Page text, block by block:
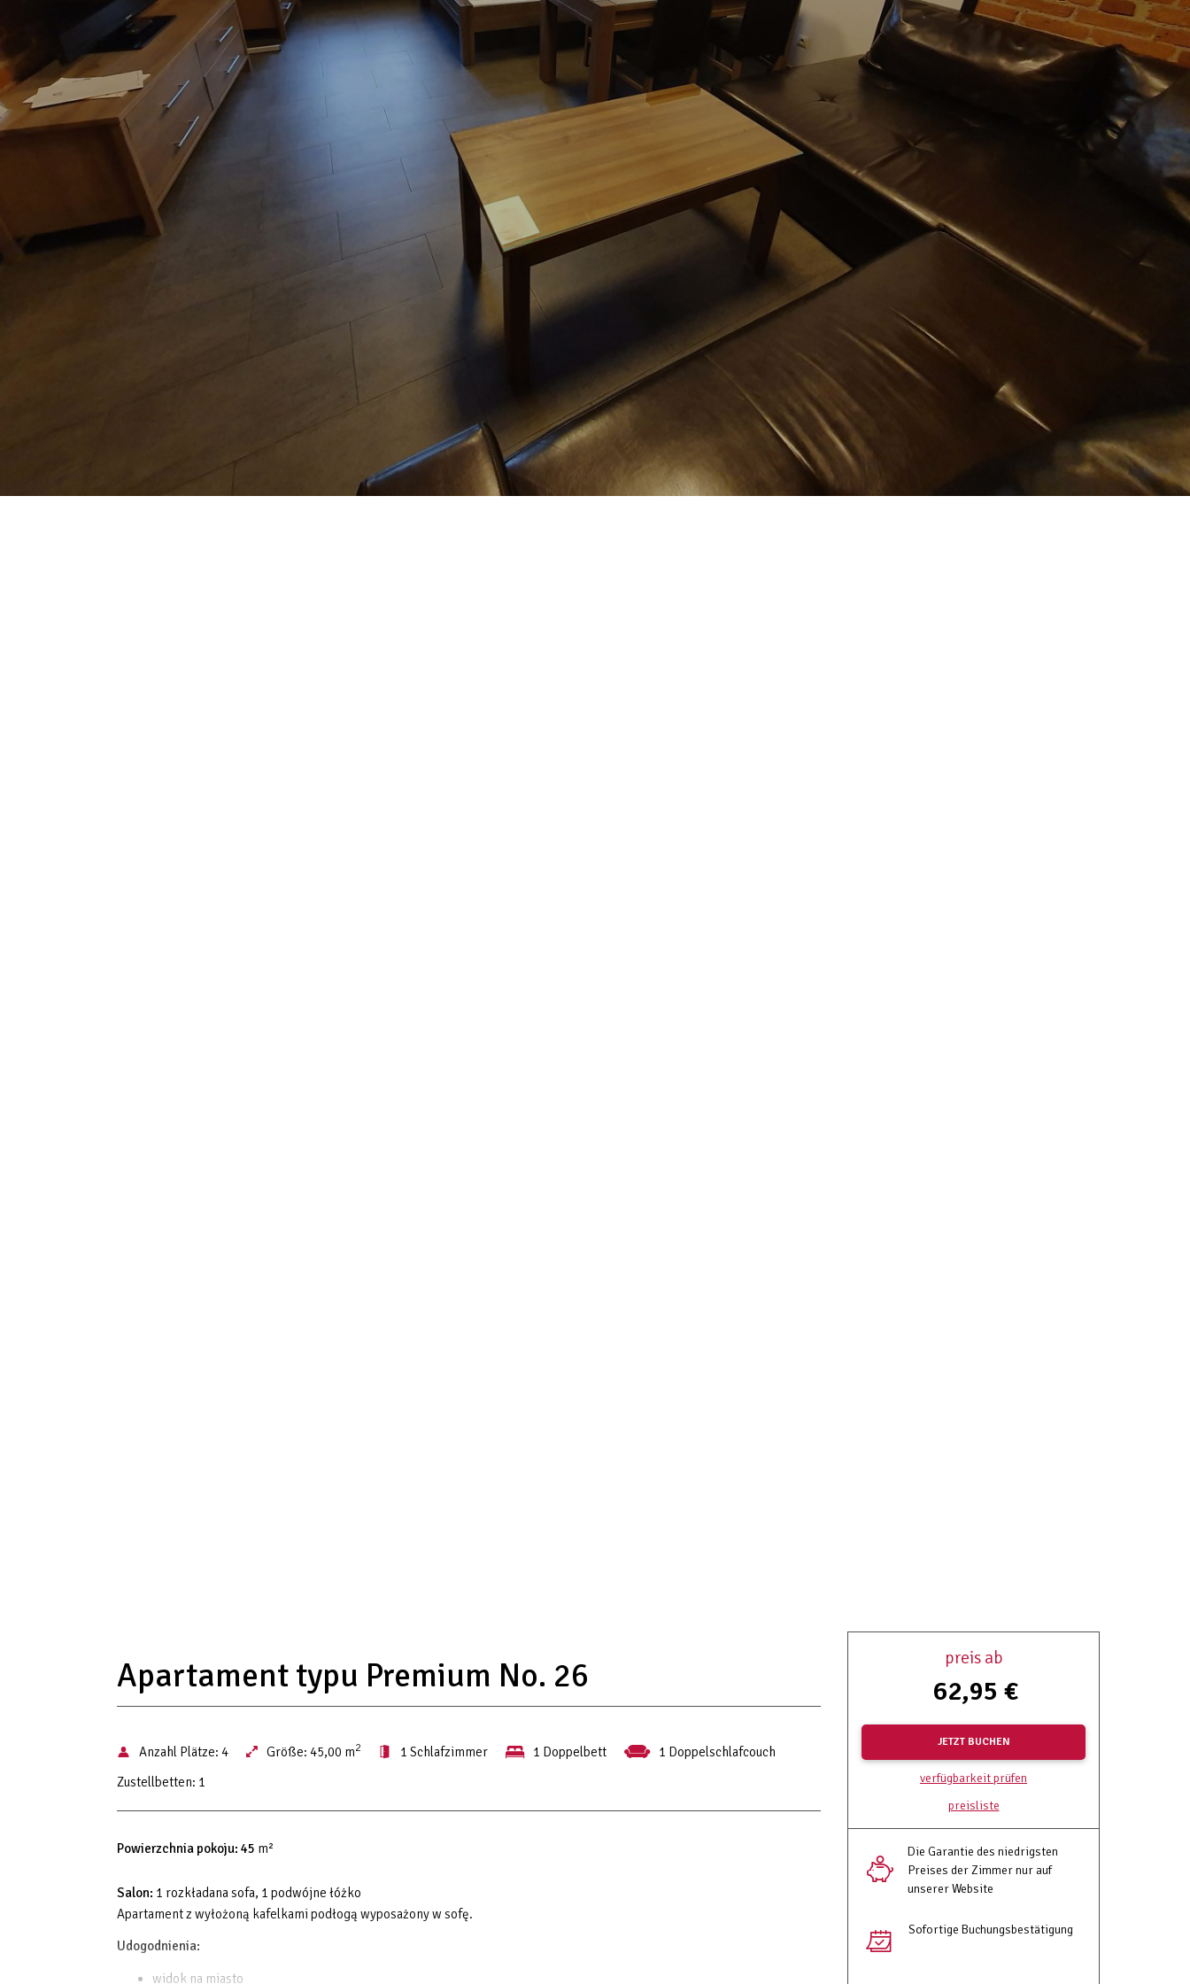
Apartament typu Premium No. 26
Anzahl Plätze: 4 Größe: 45,00 m2 1 Schlafzimmer 1 Doppelbett
1 Doppelschlafcouch
Zustellbetten: 1
Powierzchnia pokoju: 45 m²
Salon: 1 rozkładana sofa, 1 podwójne łóżko
Apartament z wyłożoną kafelkami podłogą wyposażony w sofę.
Udogodnienia:
widok na miasto
preis ab
62,95 €
JETZT BUCHEN
verfügbarkeit prüfen
preisliste
Die Garantie des niedrigsten
Preises der Zimmer nur auf
unserer Website
Sofortige Buchungsbestätigung